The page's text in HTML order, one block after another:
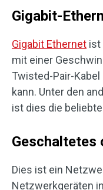
Gigabit-
Gigabit Ethernet ist
mit einer
Twisted-Pair-
kann. Unter den
ist dies die
Geschaltetes
Dies ist ein
Netzwerkgeräten